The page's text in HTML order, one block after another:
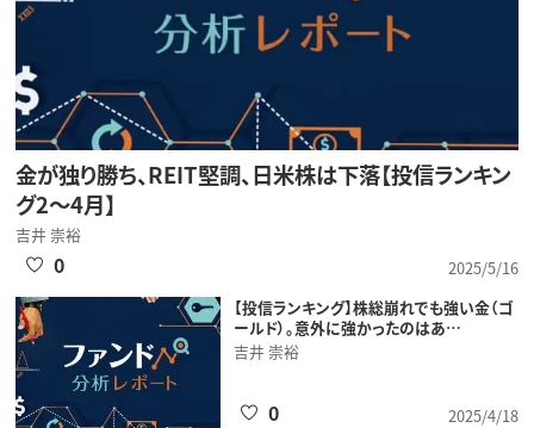
金が独り勝ち、REIT堅調、日米株は下落【投信ランキン
グ2～4月】
吉井 崇裕
2025/5/16
0
【投信ランキング】株総崩れでも強い金（ゴ
ールド）。意外に強かったのはあ…
吉井 崇裕
2025/4/18
0